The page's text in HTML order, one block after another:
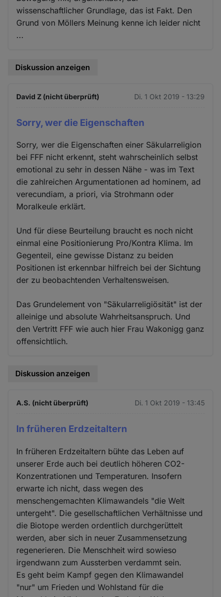
wissenschaftlicher Grundlage, das ist Fakt. Den
Grund von Möllers Meinung kenne ich leider nicht
...
Diskussion anzeigen
David Z (nicht überprüft) Di. 1 Okt 2019 - 13:29
Sorry, wer die Eigenschaften
Sorry, wer die Eigenschaften einer Säkularreligion
bei FFF nicht erkennt, steht wahrscheinlich selbst
emotional zu sehr in dessen Nähe - was im Text
die zahlreichen Argumentationen ad hominem, ad
verecundiam, a priori, via Strohmann oder
Moralkeule erklärt.
Und für diese Beurteilung braucht es noch nicht
einmal eine Positionierung Pro/Kontra Klima. Im
Gegenteil, eine gewisse Distanz zu beiden
Positionen ist erkennbar hilfreich bei der Sichtung
der zu beobachtenden Verhaltensweisen.
Das Grundelement von "Säkularreligiösität" ist der
alleinige und absolute Wahrheitsanspruch. Und
den Vertritt FFF wie auch hier Frau Wakonigg ganz
offensichtlich.
Diskussion anzeigen
A.S. (nicht überprüft) Di. 1 Okt 2019 - 13:45
In früheren Erdzeitaltern
In früheren Erdzeitaltern bühte das Leben auf
unserer Erde auch bei deutlich höheren CO2-
Konzentrationen und Temperaturen. Insofern
erwarte ich nicht, dass wegen des
menschengemachten Klimawandels "die Welt
untergeht". Die gesellschaftlichen Verhältnisse und
die Biotope werden ordentlich durchgerüttelt
werden, aber sich in neuer Zusammensetzung
regenerieren. Die Menschheit wird sowieso
irgendwann zum Aussterben verdammt sein.
Es geht beim Kampf gegen den Klimawandel
"nur" um Frieden und Wohlstand für die